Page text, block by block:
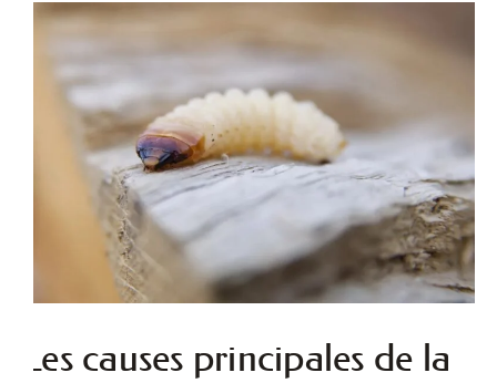
Les causes principales de la